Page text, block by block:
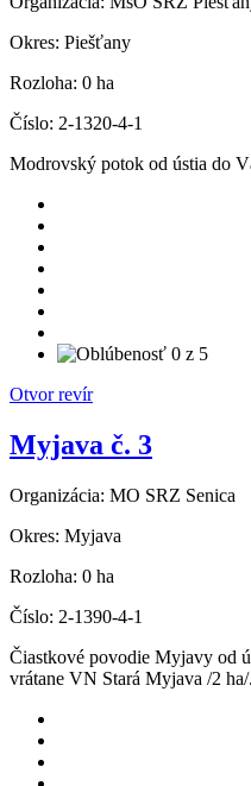
Okres: Piešťany
Rozloha: 0 ha
Číslo: 2-1320-4-1
Modrovský potok od ústia do
Otvor revír
Myjava č. 3
Organizácia: MO SRZ Senica
Okres: Myjava
Rozloha: 0 ha
Číslo: 2-1390-4-1
Čiastkové povodie Myjavy od
vrátane VN Stará Myjava /2 ha/.